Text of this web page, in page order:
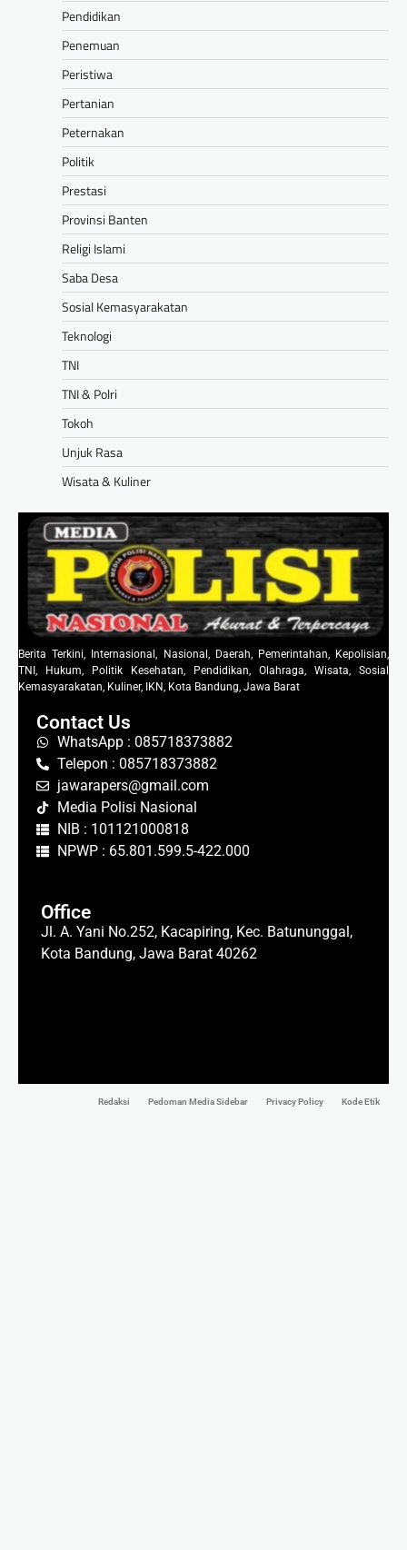
Pendidikan
Penemuan
Peristiwa
Pertanian
Peternakan
Politik
Prestasi
Provinsi Banten
Religi Islami
Saba Desa
Sosial Kemasyarakatan
Teknologi
TNI
TNI & Polri
Tokoh
Unjuk Rasa
Wisata & Kuliner
Berita Terkini, Internasional, Nasional, Daerah, Pemerintahan, Kepolisian,
TNI, Hukum, Politik Kesehatan, Pendidikan, Olahraga, Wisata, Sosial
Kemasyarakatan, Kuliner, IKN, Kota Bandung, Jawa Barat
Contact Us
WhatsApp : 085718373882
Telepon : 085718373882
jawarapers@gmail.com
Media Polisi Nasional
NIB : 101121000818
NPWP : 65.801.599.5-422.000
Office
Jl. A. Yani No.252, Kacapiring, Kec. Batununggal,
Kota Bandung, Jawa Barat 40262
Redaksi Pedoman Media Sidebar Privacy Policy Kode Etik